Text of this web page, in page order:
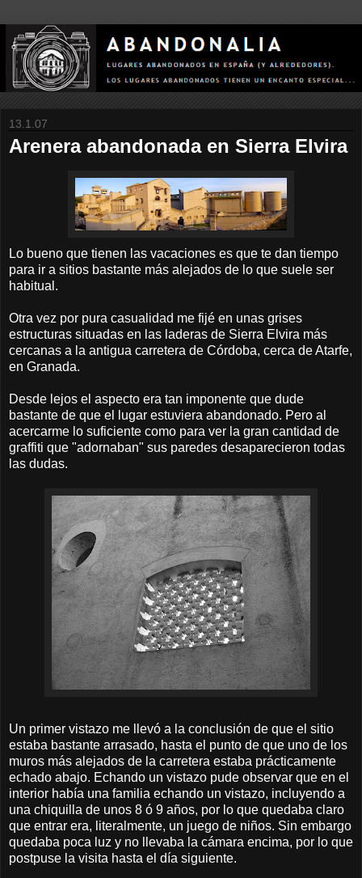
13.1.07
Arenera abandonada en Sierra Elvira
Lo bueno que tienen las vacaciones es que te dan tiempo
para ir a sitios bastante más alejados de lo que suele ser
habitual.
Otra vez por pura casualidad me fijé en unas grises
estructuras situadas en las laderas de Sierra Elvira más
cercanas a la antigua carretera de Córdoba, cerca de Atarfe,
en Granada.
Desde lejos el aspecto era tan imponente que dude
bastante de que el lugar estuviera abandonado. Pero al
acercarme lo suficiente como para ver la gran cantidad de
graffiti que "adornaban" sus paredes desaparecieron todas
las dudas.
Un primer vistazo me llevó a la conclusión de que el sitio
estaba bastante arrasado, hasta el punto de que uno de los
muros más alejados de la carretera estaba prácticamente
echado abajo. Echando un vistazo pude observar que en el
interior había una familia echando un vistazo, incluyendo a
una chiquilla de unos 8 ó 9 años, por lo que quedaba claro
que entrar era, literalmente, un juego de niños. Sin embargo
quedaba poca luz y no llevaba la cámara encima, por lo que
postpuse la visita hasta el día siguiente.